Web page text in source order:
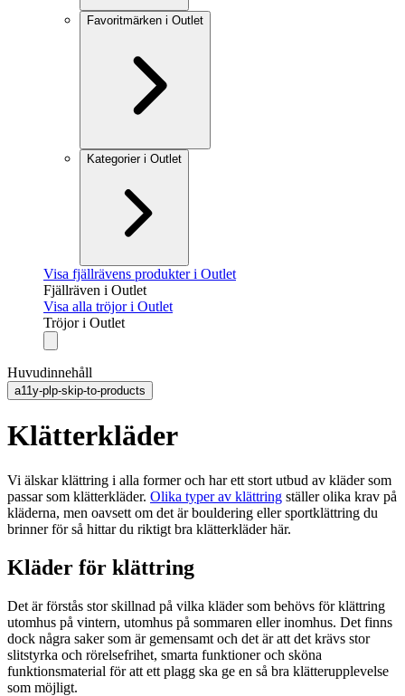
Favoritmärken i Outlet
Kategorier i Outlet
Visa fjällrävens produkter i Outlet
Fjällräven i Outlet
Visa alla tröjor i Outlet
Tröjor i Outlet
Huvudinnehåll
a11y-plp-skip-to-products
Klätterkläder
Vi älskar klättring i alla former och har ett stort utbud av kläder som
passar som klätterkläder. Olika typer av klättring ställer olika krav på
kläderna, men oavsett om det är bouldering eller sportklättring du
brinner för så hittar du riktigt bra klätterkläder här.
Kläder för klättring
Det är förstås stor skillnad på vilka kläder som behövs för klättring
utomhus på vintern, utomhus på sommaren eller inomhus. Det finns
dock några saker som är gemensamt och det är att det krävs stor
slitstyrka och rörelsefrihet, smarta funktioner och sköna
funktionsmaterial för att ett plagg ska ge en så bra klätterupplevelse
som möjligt.